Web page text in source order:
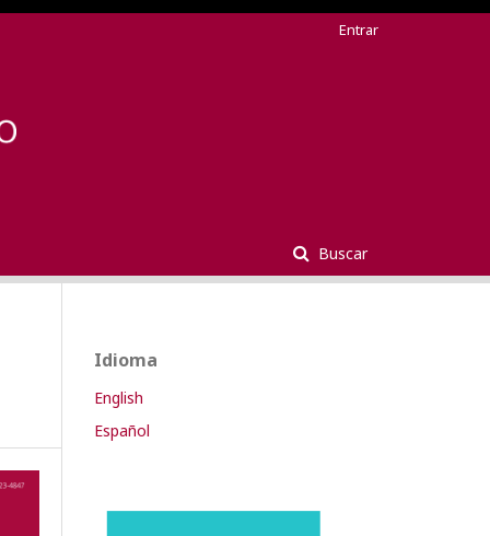
Buscar
Entrar
Idioma
English
Español